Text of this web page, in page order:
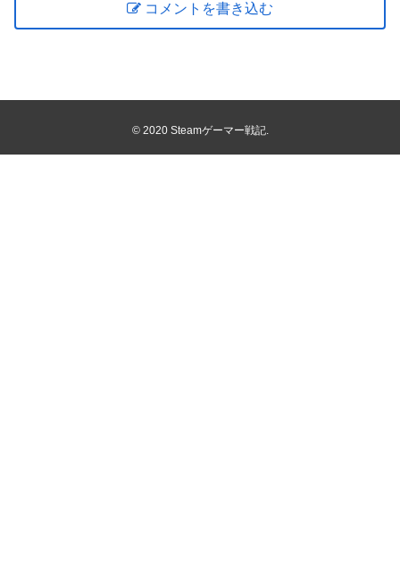
コメントを書き込む
© 2020 Steamゲーマー戦記.